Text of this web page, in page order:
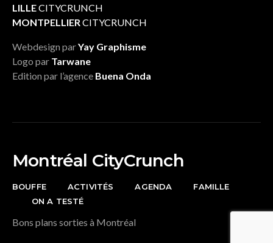
LILLECITYCRUNCH
MONTPELLIERCITYCRUNCH
Webdesign parYay Graphisme
Logo par Tarwane
Edition par l’agence Buena Onda
Montréal CityCrunch
BOUFFE ACTIVITÉS AGENDA
FAMILLE
ON A TESTÉ
Bons plans sorties à Montréal